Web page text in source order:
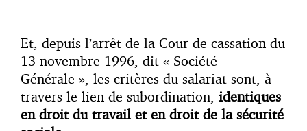
Et, depuis l’arrêt de la Cour de cassation du
13 novembre 1996, dit « Société
Générale », les critères du salariat sont, à
travers le lien de subordination, identiques
en droit du travail et en droit de la sécurité